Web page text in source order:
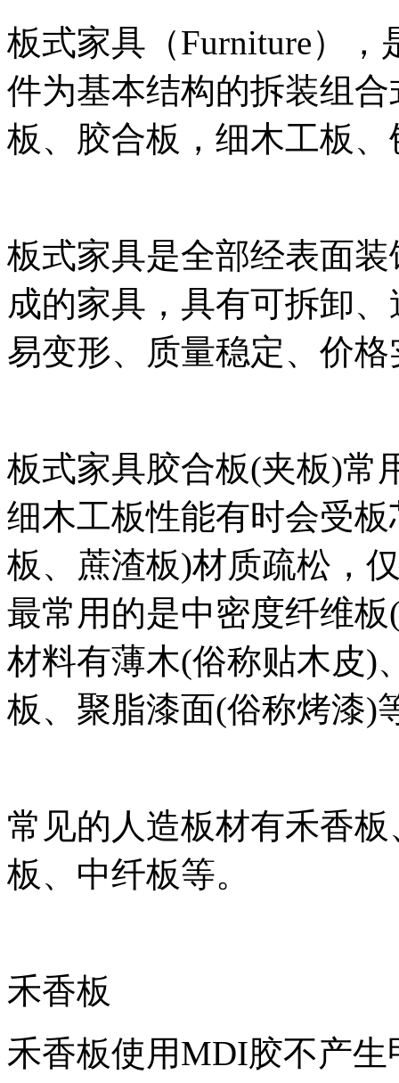
板式家具（Furniture）
件为基本结构的拆装组
板、胶合板，细木工板
板式家具是全部经表面
成的家具，具有可拆卸
易变形、质量稳定、价
板式家具胶合板(夹板)常
细木工板性能有时会受
板、蔗渣板)材质疏松，
最常用的是中密度纤维
材料有薄木(俗称贴木皮)
板、聚脂漆面(俗称烤漆)
常见的人造板材有禾香
板、中纤板等。
禾香板
禾香板使用MDI胶不产生